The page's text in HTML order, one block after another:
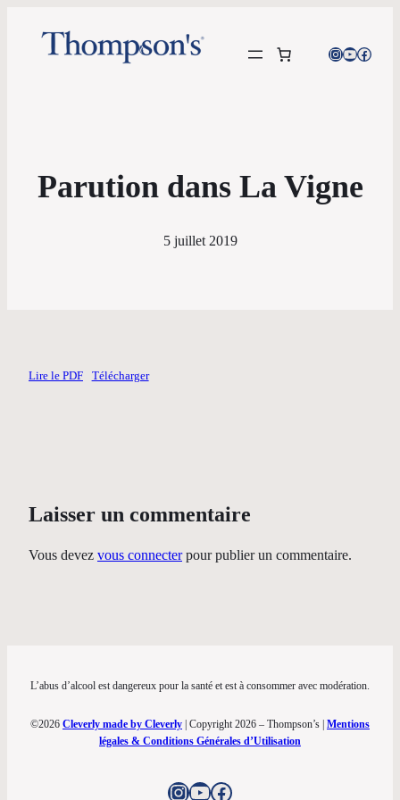
Instagram
YouTube
Parution dans La Vigne
5 juillet 2019
Lire le PDF Télécharger
Laisser un commentaire
Vous devez vous connecterpour publier un commentaire.
L’abus d’alcool est dangereux pour la santé et est à consommer avec modération.
©2026 Cleverly made by Cleverly | Copyright 2026 – Thompson’s | Mentions
légales & Conditions Générales d’Utilisation
Instagram
YouTube
Facebook